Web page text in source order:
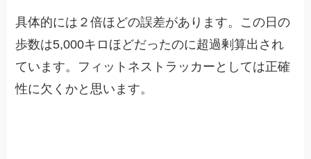
具体的には２倍ほどの誤差があります。この日の
歩数は5,000キロほどだったのに超過剰算出され
ています。フィットネストラッカーとしては正確
性に欠くかと思います。